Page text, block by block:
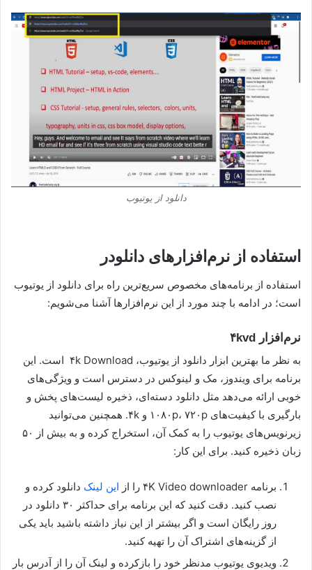
دانلود از یوتیوب
استفاده از نرم‌افزارهای دانلودر
استفاده از برنامه‌های مخصوص سریع‌ترین راه برای دانلود از یوتیوب
است؛ در ادامه با چند مورد از این نرم‌افزارها آشنا می‌شویم:
نرم‌افزار ۴kvd
به نظر ما بهترین ابزار دانلود از یوتیوب، ۴k Download است. این
برنامه برای ویندوز، مک و لینوکس در دسترس است و ویژگی‌های
خوبی ارائه می‌دهد مثل دانلود دسته‌ای، ذخیره لیست‌های پخش و
بارگیری با کیفیت‌های ۱۰۸۰p، ۷۲۰p و ۴k. همچنین می‌توانید
زیرنویس‌های یوتیوب را به کمک آن، استخراج کرده و به بیش از ۵۰
زبان ذخیره کنید. برای این کار:
برنامه ۴K Video downloader را از این لینک دانلود کرده و
نصب کنید. دقت کنید که این برنامه برای حداکثر ۳۰ دانلود در
روز رایگان است و اگر بیشتر از این نیاز داشته باشید باید یکی
از گزینه‌های اشتراک آن را تهیه کنید.
ویدیوی یوتیوب مدنظر خود را بازکرده و لینک آن را از آدرس بار